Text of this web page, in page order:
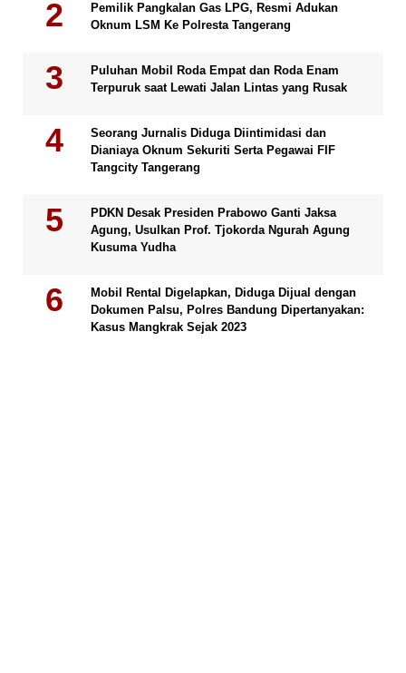
Pemilik Pangkalan Gas LPG, Resmi Adukan
Oknum LSM Ke Polresta Tangerang
Puluhan Mobil Roda Empat dan Roda Enam
Terpuruk saat Lewati Jalan Lintas yang Rusak
Seorang Jurnalis Diduga Diintimidasi dan
Dianiaya Oknum Sekuriti Serta Pegawai FIF
Tangcity Tangerang
PDKN Desak Presiden Prabowo Ganti Jaksa
Agung, Usulkan Prof. Tjokorda Ngurah Agung
Kusuma Yudha
Mobil Rental Digelapkan, Diduga Dijual dengan
Dokumen Palsu, Polres Bandung Dipertanyakan:
Kasus Mangkrak Sejak 2023